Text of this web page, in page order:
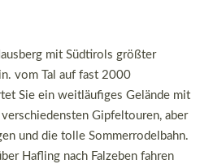
mit Südtirols größter
vom Tal auf fast 2000
Sie ein weitläufiges Gelände mit
Gipfeltouren, aber
und die tolle Sommerrodelbahn.
Hafling nach Falzeben fahren